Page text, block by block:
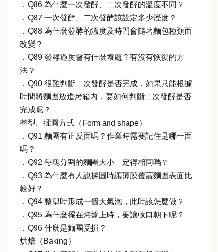
．Q86 為什麼一次發酵、二次發酵的溫度不同？
．Q87 一次發酵、二次發酵該設定多少溼度？
．Q88 為什麼發酵的溫度及時間會隨著麵包種類而
改變？
．Q89 發酵過度會有什麼壞處？有沒有恢復的方
法？
．Q90 很難判斷二次發酵是否完成，如果只能根據
時間將麵團放進烤箱內，要如何判斷二次發酵是否
完成呢？
整型、揉圓方式（Form and shape）
．Q91 麵團有正反面嗎？作業時需要記住是哪一面
嗎？
．Q92 每塊分割的麵團大小一定得相同嗎？
．Q93 為什麼有人說揉圓時讓薄膜覆蓋麵團表面比
較好？
．Q94 整型時形成一個大氣泡，此時該怎麼做？
．Q95 為什麼擺在烤盤上時，要讓收口朝下呢？
．Q96 什麼是麵團受損？
烘焙（Baking）